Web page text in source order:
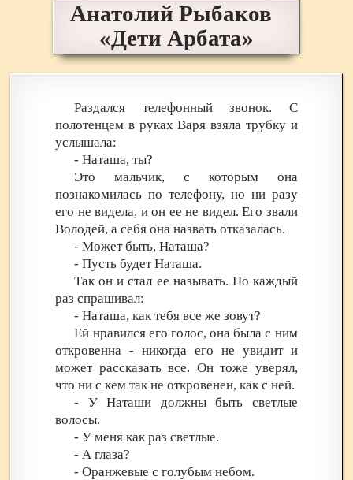
Анатолий Рыбаков
«Дети Арбата»
Раздался телефонный звонок. С
полотенцем в руках Варя взяла трубку и
услышала:
- Наташа, ты?
Это мальчик, с которым она
познакомилась по телефону, но ни разу
его не видела, и он ее не видел. Его звали
Володей, а себя она назвать отказалась.
- Может быть, Наташа?
- Пусть будет Наташа.
Так он и стал ее называть. Но каждый
раз спрашивал:
- Наташа, как тебя все же зовут?
Ей нравился его голос, она была с ним
откровенна - никогда его не увидит и
может рассказать все. Он тоже уверял,
что ни с кем так не откровенен, как с ней.
- У Наташи должны быть светлые
волосы.
- У меня как раз светлые.
- А глаза?
- Оранжевые с голубым небом.